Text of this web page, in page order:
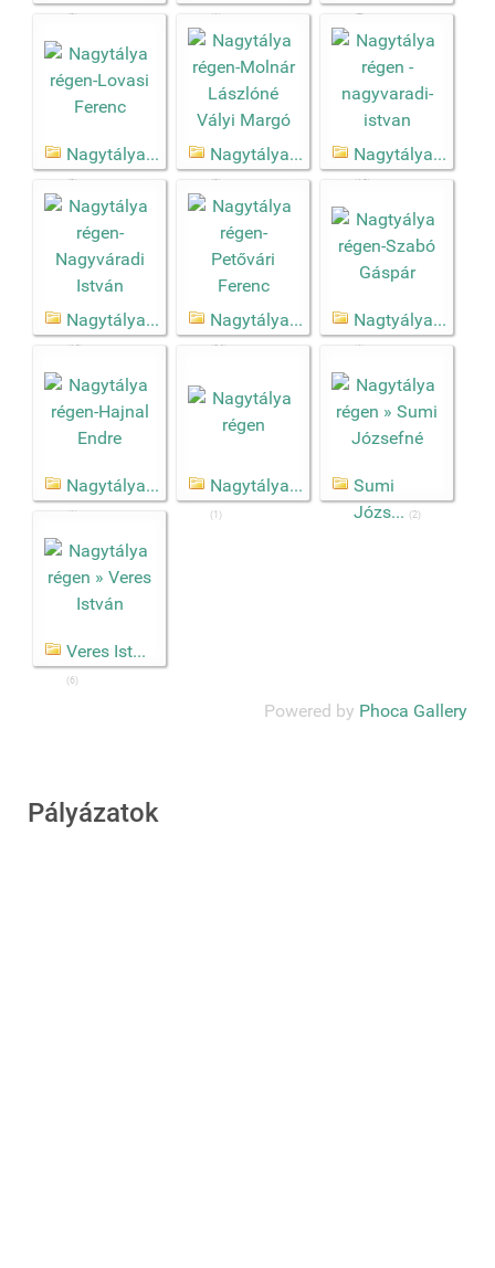
(3) (1) (7)
Nagytálya...
(3)
Nagytálya...
(3)
Nagytálya...
(13)
Nagytálya...
(13)
Nagytálya...
(86)
Nagtyálya...
(1)
Nagytálya...
(1)
Nagytálya...
(1)
Sumi
Józs... (2)
Veres Ist...
(6)
Powered by Phoca Gallery
Pályázatok